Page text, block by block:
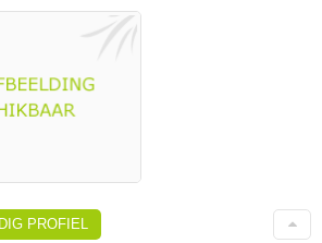
PROFIEL